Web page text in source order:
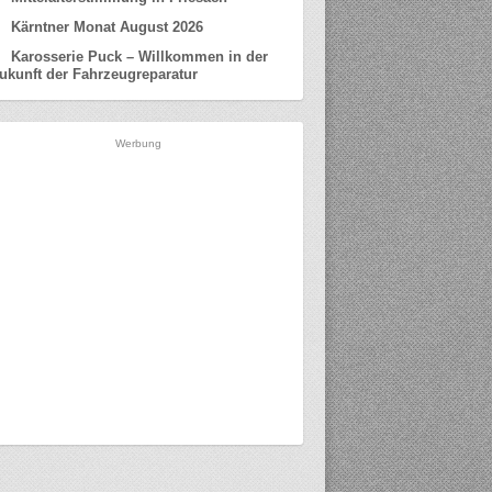
Kärntner Monat August 2026
Karosserie Puck – Willkommen in der
der Fahrzeugreparatur
Werbung